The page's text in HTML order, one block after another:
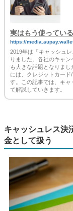
実はもう使ってい
https://
2019年は「キャッシュ
りました。各社のキャン
も大きな話題となりまし
には、クレジットカー
す。この記事では、キ
て解説していきます。
キャッシュレス決
金として扱う